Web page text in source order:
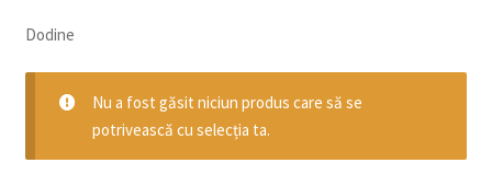
Igienă publică
Casa și grădina
copil
Sere și solarii
Extinde
Dodine
Nu a fost găsit niciun produs care să se
potrivească cu selecția ta.